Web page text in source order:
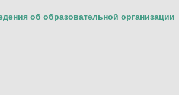
об образовательной организации